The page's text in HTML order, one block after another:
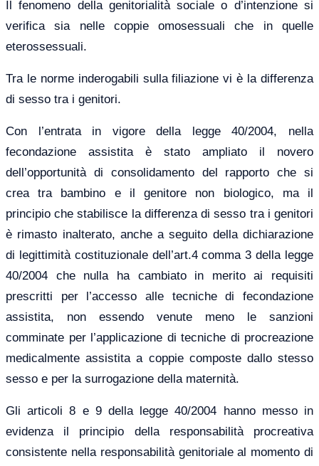
Il fenomeno della genitorialità sociale o d’intenzione si
verifica sia nelle coppie omosessuali che in quelle
eterossessuali.
Tra le norme inderogabili sulla filiazione vi è la differenza
di sesso tra i genitori.
Con l’entrata in vigore della legge 40/2004, nella
fecondazione assistita è stato ampliato il novero
dell’opportunità di consolidamento del rapporto che si
crea tra bambino e il genitore non biologico, ma il
principio che stabilisce la differenza di sesso tra i genitori
è rimasto inalterato, anche a seguito della dichiarazione
di legittimità costituzionale dell’art.4 comma 3 della legge
40/2004 che nulla ha cambiato in merito ai requisiti
prescritti per l’accesso alle tecniche di fecondazione
assistita, non essendo venute meno le sanzioni
comminate per l’applicazione di tecniche di procreazione
medicalmente assistita a coppie composte dallo stesso
sesso e per la surrogazione della maternità.
Gli articoli 8 e 9 della legge 40/2004 hanno messo in
evidenza il principio della responsabilità procreativa
consistente nella responsabilità genitoriale al momento di